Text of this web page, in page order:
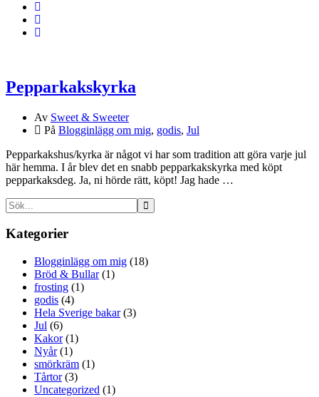
Pepparkakskyrka
Av Sweet & Sweeter
På Blogginlägg om mig, godis, Jul
Pepparkakshus/kyrka är något vi har som tradition att göra varje jul
här hemma. I år blev det en snabb pepparkakskyrka med köpt
pepparkaksdeg. Ja, ni hörde rätt, köpt! Jag hade …
Kategorier
Blogginlägg om mig (18)
Bröd & Bullar(1)
frosting (1)
godis (4)
Hela Sverige bakar(3)
Jul (6)
Kakor(1)
Nyår(1)
smörkräm (1)
Tårtor(3)
Uncategorized (1)